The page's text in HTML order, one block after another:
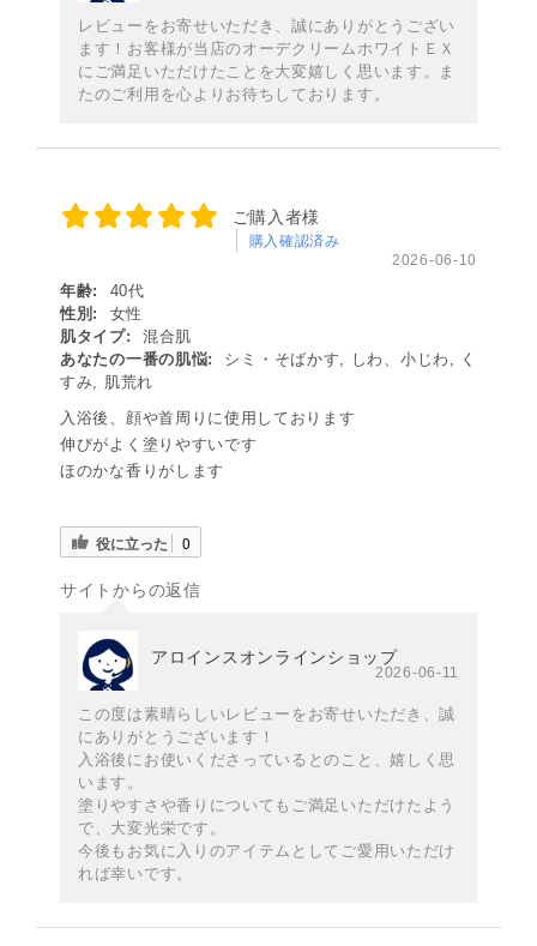
レビューをお寄せいただき、誠にありがとうござい
ます！お客様が当店のオーデクリームホワイトＥＸ
にご満足いただけたことを大変嬉しく思います。ま
たのご利用を心よりお待ちしております。
ご購入者様
購入確認済み
2026-06-10
年齢:
40代
性別:
女性
肌タイプ:
混合肌
あなたの一番の肌悩:
シミ・そばかす, しわ、小じわ, く
すみ, 肌荒れ
入浴後、顔や首周りに使用しております
伸びがよく塗りやすいです
ほのかな香りがします
役に立った 0
サイトからの返信
アロインスオンラインショップ
2026-06-11
この度は素晴らしいレビューをお寄せいただき、誠
にありがとうございます！
入浴後にお使いくださっているとのこと、嬉しく思
います。
塗りやすさや香りについてもご満足いただけたよう
で、大変光栄です。
今後もお気に入りのアイテムとしてご愛用いただけ
れば幸いです。